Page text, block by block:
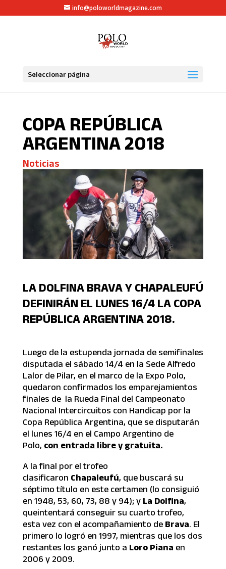
info@poloworldmagazine.com
Seleccionar página
COPA REPÚBLICA
ARGENTINA 2018
Noticias
LA DOLFINA BRAVA Y CHAPALEUFÚ
DEFINIRÁN EL LUNES 16/4 LA COPA
REPÚBLICA ARGENTINA 2018.
Luego de la estupenda jornada de semifinales
disputada el sábado 14/4 en la Sede Alfredo
Lalor de Pilar, en el marco de la Expo Polo,
quedaron confirmados los emparejamientos
finales de la Rueda Final del Campeonato
Nacional Intercircuitos con Handicap por la
Copa República Argentina, que se disputarán
el lunes 16/4 en el Campo Argentino de
Polo, con entrada libre y gratuita.
A la final por el trofeo
clasificaron Chapaleufú, que buscará su
séptimo título en este certamen (lo consiguió
en 1948, 53, 60, 73, 88 y 94); y La Dolfina,
queintentará conseguir su cuarto trofeo,
esta vez con el acompañamiento de Brava. El
primero lo logró en 1997, mientras que los dos
restantes los ganó junto a Loro Piana en
2006 y 2009.